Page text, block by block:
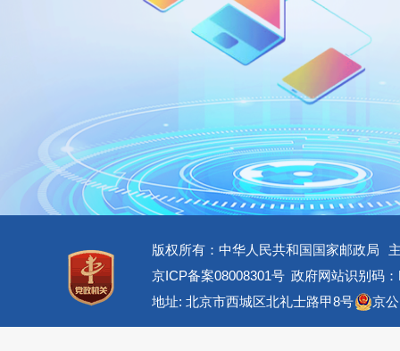
版权所有：中华人民共和国国家邮政局
京ICP备案08008301号 政府网站识别码
地址: 北京市西城区北礼士路甲8号
京